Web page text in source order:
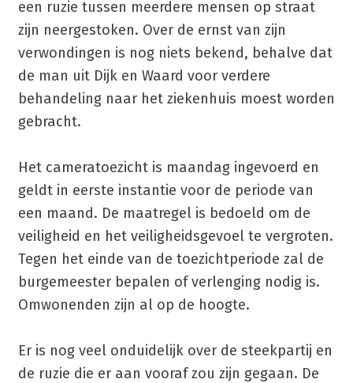
een ruzie tussen meerdere mensen op straat
zijn neergestoken. Over de ernst van zijn
verwondingen is nog niets bekend, behalve dat
de man uit Dijk en Waard voor verdere
behandeling naar het ziekenhuis moest worden
gebracht.
Het cameratoezicht is maandag ingevoerd en
geldt in eerste instantie voor de periode van
een maand. De maatregel is bedoeld om de
veiligheid en het veiligheidsgevoel te vergroten.
Tegen het einde van de toezichtperiode zal de
burgemeester bepalen of verlenging nodig is.
Omwonenden zijn al op de hoogte.
Er is nog veel onduidelijk over de steekpartij en
de ruzie die er aan vooraf zou zijn gegaan. De